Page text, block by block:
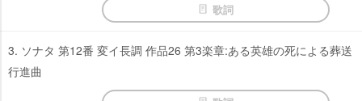
歌詞
3. ソナタ 第12番 変イ長調 作品26 第3楽章:ある英雄の死による葬送
行進曲